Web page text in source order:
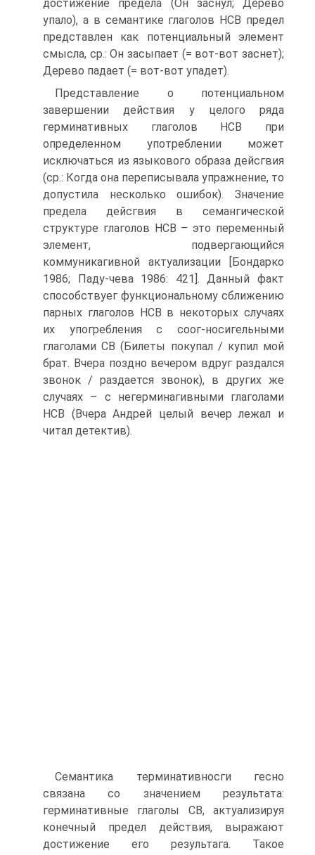
достижение предела (Он заснул; Дерево
упало), а в семантике глаголов НСВ предел
представлен как потенциальный элемент
смысла, ср.: Он засыпает (= вот-вот заснет);
Дерево падает (= вот-вот упадет).
Представление о потенциальном
завершении действия у целого ряда
герминативных глаголов НСВ при
определенном употреблении может
исключаться из языкового образа дейсгвия
(ср.: Когда она переписывала упражнение, то
допустила несколько ошибок). Значение
предела дейсг­вия в семангической
структуре глаголов НСВ – это переменный
элемент, подвергающийся
коммуникагивной актуализации [Бондарко
1986; Паду-чева 1986: 421]. Данный факт
способствуег функциональному сближе­нию
парных глаголов НСВ в некоторых случаях
их упогребления с соог-носигельными
глаголами СВ (Билеты покупал / купил мой
брат. Вчера поздно вечером вдруг раздался
звонок / раздается звонок), в других же
случаях – с негерминагивными глаголами
НСВ (Вчера Андрей целый вечер лежал и
читал детектив).
Семантика терминативносги гесно
связана со значением резуль­тата:
герминативные глаголы СВ, актуализируя
конечный предел дейст­вия, выражают
достижение его результага. Такое